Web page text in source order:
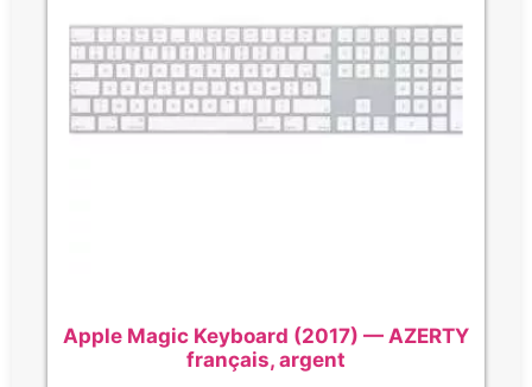
Apple Magic Keyboard (2017) — AZERTY
français, argent